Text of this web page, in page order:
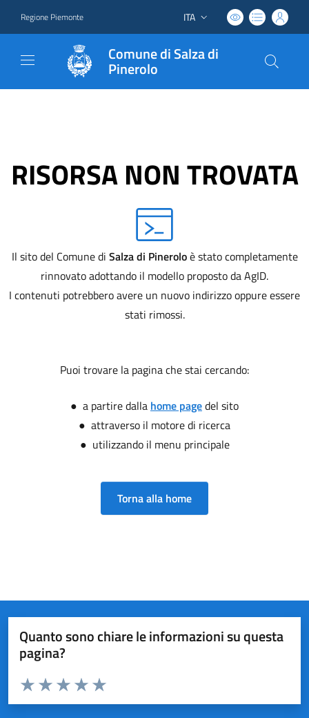
Regione Piemonte Lingua attiva:
ITA
Comune di Salza di
Pinerolo
RISORSA NON TROVATA
Il sito del Comune di Salza di Pineroloè stato completamente
rinnovato adottando il modello proposto da AgID.
I contenuti potrebbero avere un nuovo indirizzo oppure essere
stati rimossi.
Puoi trovare la pagina che stai cercando:
● a partire dalla home pagedel sito
● attraverso il motore di ricerca
● utilizzando il menu principale
Torna alla home
Quanto sono chiare le informazioni su questa
pagina?
Valuta da 1 a 5 stelle la pagina
Valuta 5 stelle su 5
Valuta 4 stelle su 5
Valuta 3 stelle su 5
Valuta 2 stelle su 5
Valuta 1 stelle su 5